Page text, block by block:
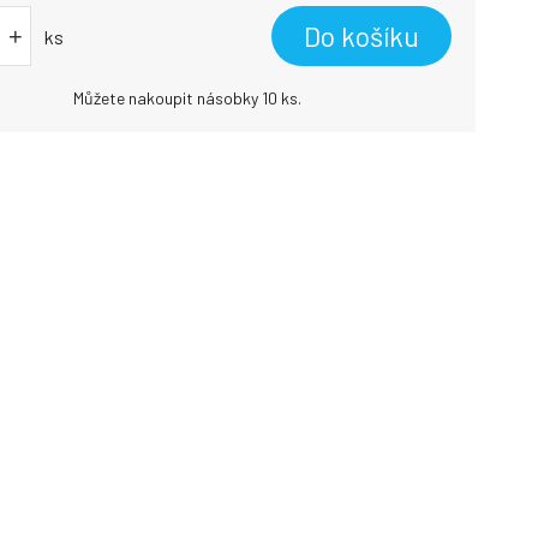
+ ks Do košíku
Můžete nakoupit násobky 10 ks.